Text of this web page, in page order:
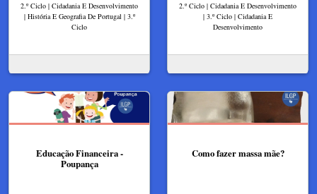
2.º Ciclo | Cidadania E Desenvolvimento
| História E Geografia De Portugal | 3.º
Ciclo
2.º Ciclo | Cidadania E Desenvolvimento
| 3.º Ciclo | Cidadania E
Desenvolvimento
Educação Financeira -
Poupança
Como fazer massa mãe?